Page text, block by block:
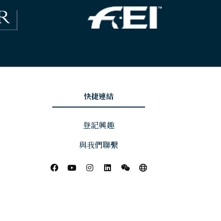
快捷連結
登記興趣
與我們聯繫